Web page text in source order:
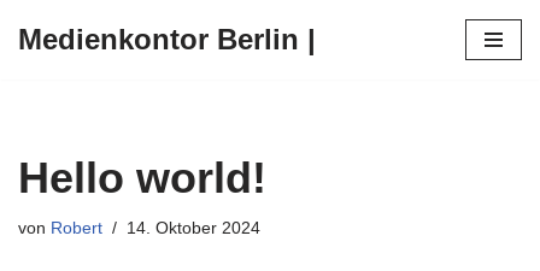
Medienkontor Berlin |
Hello world!
von Robert 14. Oktober 2024